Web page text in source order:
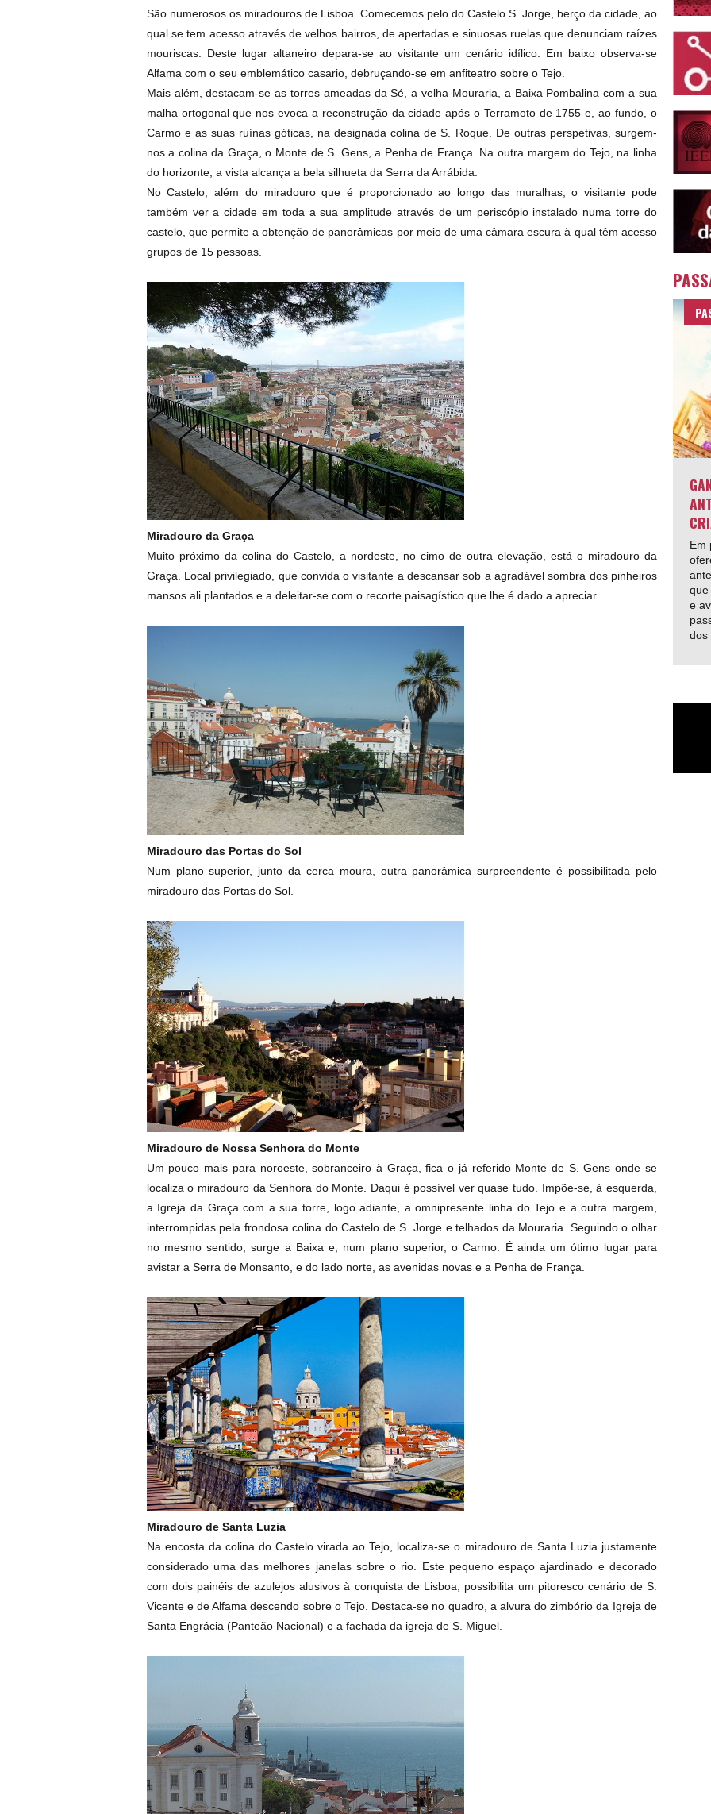
São numerosos os miradouros de Lisboa. Comecemos pelo do Castelo S. Jorge, berço da cidade, ao
qual se tem acesso através de velhos bairros, de apertadas e sinuosas ruelas que denunciam raízes
mouriscas. Deste lugar altaneiro depara-se ao visitante um cenário idílico. Em baixo observa-se
Alfama com o seu emblemático casario, debruçando-se em anfiteatro sobre o Tejo.
Mais além, destacam-se as torres ameadas da Sé, a velha Mouraria, a Baixa Pombalina com a sua
malha ortogonal que nos evoca a reconstrução da cidade após o Terramoto de 1755 e, ao fundo, o
Carmo e as suas ruínas góticas, na designada colina de S. Roque. De outras perspetivas, surgem-
nos a colina da Graça, o Monte de S. Gens, a Penha de França. Na outra margem do Tejo, na linha
do horizonte, a vista alcança a bela silhueta da Serra da Arrábida.
No Castelo, além do miradouro que é proporcionado ao longo das muralhas, o visitante pode
também ver a cidade em toda a sua amplitude através de um periscópio instalado numa torre do
castelo, que permite a obtenção de panorâmicas por meio de uma câmara escura à qual têm acesso
grupos de 15 pessoas.
Miradouro da Graça
Muito próximo da colina do Castelo, a nordeste, no cimo de outra elevação, está o miradouro da
Graça. Local privilegiado, que convida o visitante a descansar sob a agradável sombra dos pinheiros
mansos ali plantados e a deleitar-se com o recorte paisagístico que lhe é dado a apreciar.
Miradouro das Portas do Sol
Num plano superior, junto da cerca moura, outra panorâmica surpreendente é possibilitada pelo
miradouro das Portas do Sol.
Miradouro de Nossa Senhora do Monte
Um pouco mais para noroeste, sobranceiro à Graça, fica o já referido Monte de S. Gens onde se
localiza o miradouro da Senhora do Monte. Daqui é possível ver quase tudo. Impõe-se, à esquerda,
a Igreja da Graça com a sua torre, logo adiante, a omnipresente linha do Tejo e a outra margem,
interrompidas pela frondosa colina do Castelo de S. Jorge e telhados da Mouraria. Seguindo o olhar
no mesmo sentido, surge a Baixa e, num plano superior, o Carmo. É ainda um ótimo lugar para
avistar a Serra de Monsanto, e do lado norte, as avenidas novas e a Penha de França.
Miradouro de Santa Luzia
Na encosta da colina do Castelo virada ao Tejo, localiza-se o miradouro de Santa Luzia justamente
considerado uma das melhores janelas sobre o rio. Este pequeno espaço ajardinado e decorado
com dois painéis de azulejos alusivos à conquista de Lisboa, possibilita um pitoresco cenário de S.
Vicente e de Alfama descendo sobre o Tejo. Destaca-se no quadro, a alvura do zimbório da Igreja de
Santa Engrácia (Panteão Nacional) e a fachada da igreja de S. Miguel.
Em
que
e
dos